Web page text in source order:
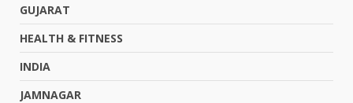
GUJARAT
HEALTH & FITNESS
INDIA
JAMNAGAR